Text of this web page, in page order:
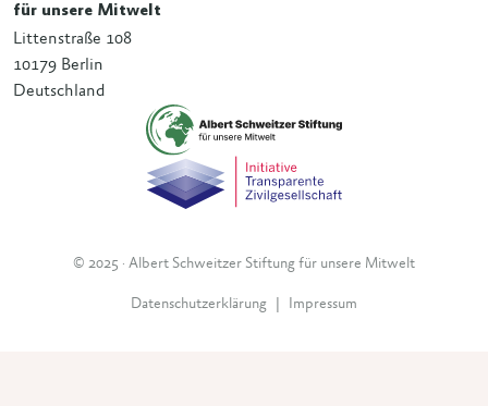
für unsere Mitwelt
Littenstraße 108
10179 Berlin
Deutschland
© 2025 · Albert Schweitzer Stiftung für unsere Mitwelt
Datenschutzerklärung Impressum